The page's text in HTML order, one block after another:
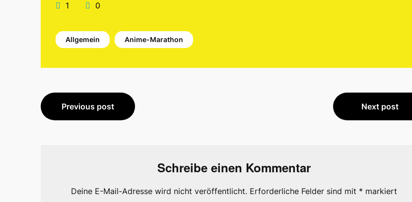
1
0
Allgemein Anime-Marathon
Beitragsnavigation
Previous post Next post
Schreibe einen Kommentar
Deine E-Mail-Adresse wird nicht veröffentlicht. Erforderliche Felder sind mit * markiert